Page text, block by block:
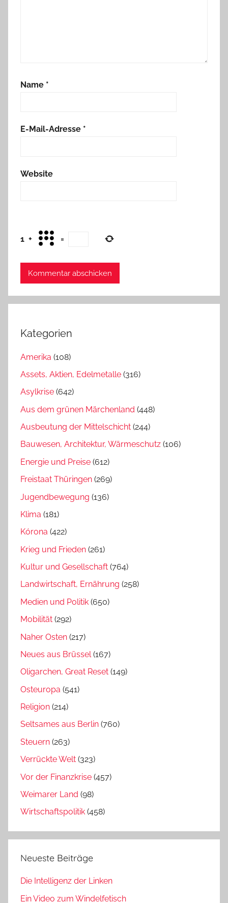
Name *
E-Mail-Adresse *
Website
1 + =
Kategorien
Amerika (108)
Assets, Aktien, Edelmetalle (316)
Asylkrise (642)
Aus dem grünen Märchenland (448)
Ausbeutung der Mittelschicht (244)
Bauwesen, Architektur, Wärmeschutz (106)
Energie und Preise (612)
Freistaat Thüringen (269)
Jugendbewegung (136)
Klima (181)
Kórona (422)
Krieg und Frieden (261)
Kultur und Gesellschaft (764)
Landwirtschaft, Ernährung (258)
Medien und Politik (650)
Mobilität (292)
Naher Osten (217)
Neues aus Brüssel(167)
Oligarchen, Great Reset (149)
Osteuropa (541)
Religion (214)
Seltsames aus Berlin (760)
Steuern (263)
Verrückte Welt (323)
Vor der Finanzkrise (457)
Weimarer Land (98)
Wirtschaftspolitik (458)
Neueste Beiträge
Die Intelligenz der Linken
Ein Video zum Windelfetisch